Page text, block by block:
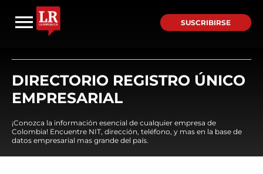
SUSCRIBIRSE
DIRECTORIO REGISTRO ÚNICO
EMPRESARIAL
¡Conozca la información esencial de cualquier empresa de
Colombia! Encuentre NIT, dirección, teléfono, y mas en la base de
datos empresarial mas grande del país.